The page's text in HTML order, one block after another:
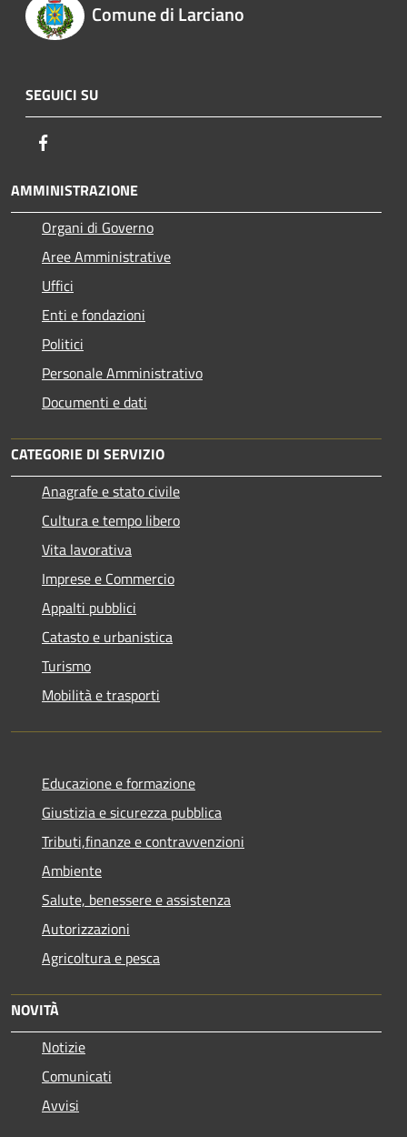
Comune di Larciano
SEGUICI SU
AMMINISTRAZIONE
Organi di Governo
Aree Amministrative
Uffici
Enti e fondazioni
Politici
Personale Amministrativo
Documenti e dati
CATEGORIE DI SERVIZIO
Anagrafe e stato civile
Cultura e tempo libero
Vita lavorativa
Imprese e Commercio
Appalti pubblici
Catasto e urbanistica
Turismo
Mobilità e trasporti
Educazione e formazione
Giustizia e sicurezza pubblica
Tributi,finanze e contravvenzioni
Ambiente
Salute, benessere e assistenza
Autorizzazioni
Agricoltura e pesca
NOVITÀ
Notizie
Comunicati
Avvisi